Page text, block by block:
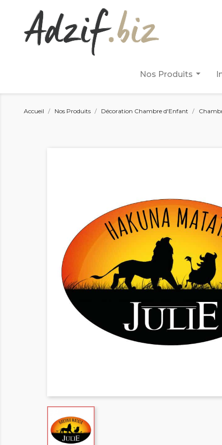
arrow_drop_down
Nos Produits
Accueil Nos Produits Décoration Chambre d'Enfant